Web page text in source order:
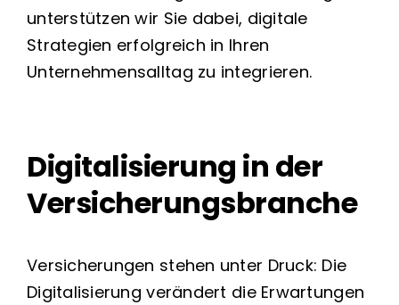
unterstützen wir Sie dabei, digitale
Strategien erfolgreich in Ihren
Unternehmensalltag zu integrieren.
Digitalisierung in der
Versicherungsbranche
Versicherungen stehen unter Druck: Die
Digitalisierung verändert die Erwartungen